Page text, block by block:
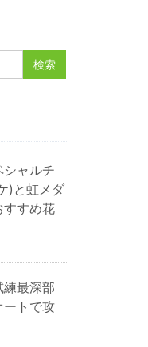
シャルチ
)と虹メダ
すすめ花
練最深部
ートで攻